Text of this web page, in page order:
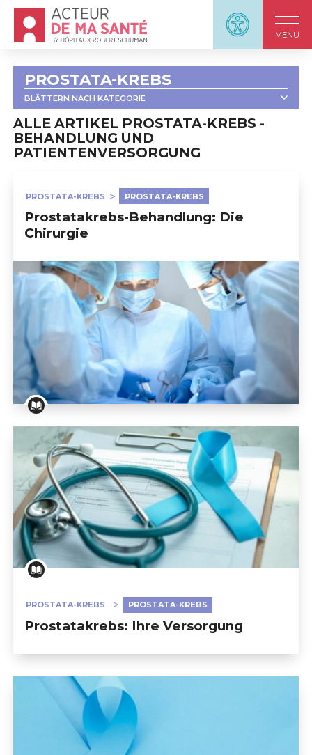
Panneau
MENU
Accueil - Acteur de ma santé, by HôpitauxRobert
PROSTATA-KREBS
BLÄTTERN NACH KATEGORIE
ALLE
                            DIE KRANKHEIT VERSTEHEN
                            WIE KANN MAN DIE KRANKHEIT
ERKENNEN?
                            DIE BEKANNTGABE DER DIAGNOSE
                            BEHANDLUNG UND
PATIENTENVERSORGUNG
                            NACH DER BEHANDLUNG
ALLE ARTIKEL PROSTATA-KREBS -
BEHANDLUNG UND
PATIENTENVERSORGUNG
PROSTATA-KREBS PROSTATA-KREBS
Prostatakrebs-Behandlung: Die
Chirurgie
Prostatakrebs-Behandlung: Die Chirurgie
PROSTATA-KREBS PROSTATA-KREBS
Prostatakrebs: Ihre Versorgung